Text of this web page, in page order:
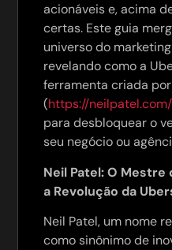
acionáveis e, acima
certas. Este guia
universo do
revelando como a
ferramenta criada
(https://
para desbloquear o
seu negócio ou
Neil Patel: O Mestre
a Revolução da
Neil Patel, um nome
como sinônimo de